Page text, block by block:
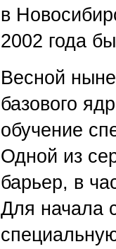
в
2002 года
Весной
базового
обучение
Одной из
барьер, в
Для начала